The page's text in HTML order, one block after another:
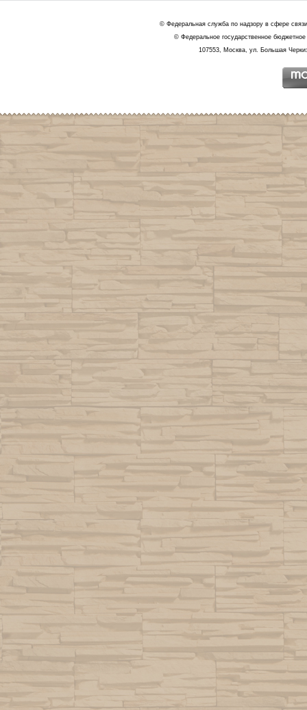
© Федеральная служба по надзору в сфере
© Федеральное государственное
107553, Москва, ул. Большая